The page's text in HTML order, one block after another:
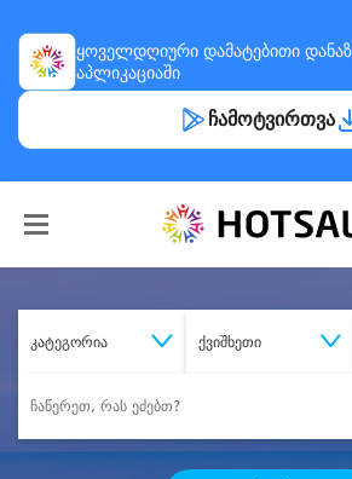
ყოველდღიური დამატებითი
აპლიკაციაში
ჩამოტვირთვა
კატეგორია ქვიშხეთი